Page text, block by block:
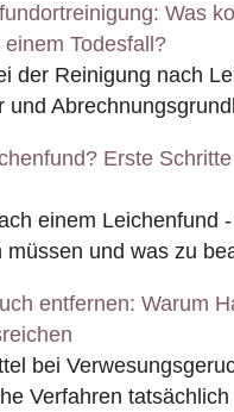
Was
Todesfall?
der Reinigung nach
und
Erste
einem Leichenfund
müssen und was zu
entfernen: Warum
bei
Verfahren